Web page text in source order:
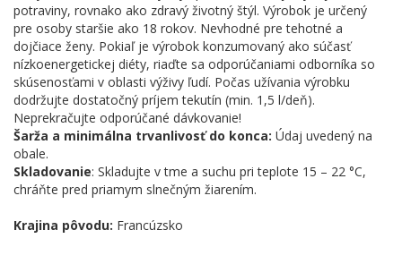
potraviny, rovnako ako zdravý životný štýl. Výrobok je určený
pre osoby staršie ako 18 rokov. Nevhodné pre tehotné a
dojčiace ženy. Pokiaľ je výrobok konzumovaný ako súčasť
nízkoenergetickej diéty, riaďte sa odporúčaniami odborníka so
skúsenosťami v oblasti výživy ľudí. Počas užívania výrobku
dodržujte dostatočný príjem tekutín (min. 1,5 l/deň).
Neprekračujte odporúčané dávkovanie!
Šarža a minimálna trvanlivosť do konca: Údaj uvedený na
obale.
Skladovanie: Skladujte v tme a suchu pri teplote 15 – 22 °C,
chráňte pred priamym slnečným žiarením.
Krajina pôvodu: Francúzsko